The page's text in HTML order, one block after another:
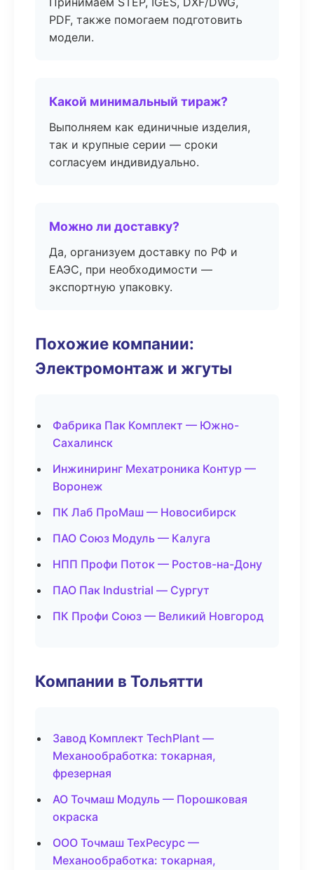
PDF, также помогаем подготовить
модели.
Какой минимальный тираж?
Выполняем как единичные изделия,
так и крупные серии — сроки
согласуем индивидуально.
Можно ли доставку?
Да, организуем доставку по РФ и
ЕАЭС, при необходимости —
экспортную упаковку.
Похожие компании:
Электромонтаж и жгуты
Фабрика Пак Комплект — Южно-
Сахалинск
Инжиниринг Мехатроника Контур —
Воронеж
ПК Лаб ПроМаш — Новосибирск
ПАО Союз Модуль — Калуга
НПП Профи Поток — Ростов-на-Дону
ПАО Пак Industrial — Сургут
ПК Профи Союз — Великий Новгород
Компании в Тольятти
Завод Комплект TechPlant —
Механообработка: токарная,
фрезерная
АО Точмаш Модуль — Порошковая
окраска
ООО Точмаш ТехРесурс —
Механообработка: токарная,